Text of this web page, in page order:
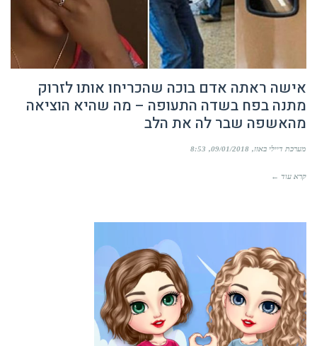
אישה ראתה אדם בוכה שהכריחו אותו לזרוק
מתנה בפח בשדה התעופה – מה שהיא הוציאה
מהאשפה שבר לה את הלב
מערכת דיילי באזז 09/01/2018
8:53
קרא עוד ←